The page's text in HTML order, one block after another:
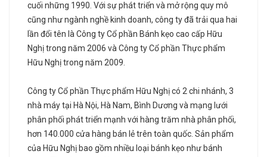
cuối những 1990. Với sự phát triển và mở rộng quy mô
cũng như ngành nghề kinh doanh, công ty đã trải qua hai
lần đổi tên là Công ty Cổ phần Bánh kẹo cao cấp Hữu
Nghị trong năm 2006 và Công ty Cổ phần Thực phẩm
Hữu Nghị trong năm 2009.
Công ty Cổ phần Thực phẩm Hữu Nghị có 2 chi nhánh, 3
nhà máy tại Hà Nội, Hà Nam, Bình Dương và mạng lưới
phân phối phát triển mạnh với hàng trăm nhà phân phối,
hơn 140.000 cửa hàng bán lẻ trên toàn quốc. Sản phẩm
của Hữu Nghị bao gồm nhiều loại bánh kẹo như bánh